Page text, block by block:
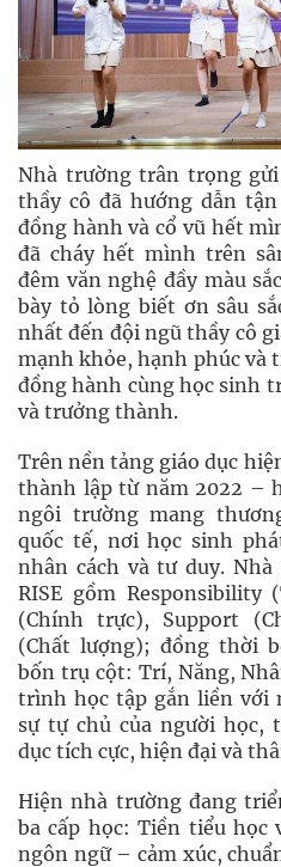
Nhà trường trân trọng
thầy cô đã hướng dẫn
đồng hành và cổ vũ hết
đã cháy hết mình trên
đêm văn nghệ đầy màu
bày tỏ lòng biết ơn sâu
nhất đến đội ngũ thầy cô
mạnh khỏe, hạnh phúc và
đồng hành cùng học sinh
và trưởng thành.
Trên nền tảng giáo dục
thành lập từ năm 2022 –
ngôi trường mang
quốc tế, nơi học sinh
nhân cách và tư duy.
RISE gồm
(Chính trực), Support
(Chất lượng); đồng thời
bốn trụ cột: Trí, Năng,
trình học tập gắn liền với
sự tự chủ của người học,
dục tích cực, hiện đại và
Hiện nhà trường đang
ba cấp học: Tiền tiểu
ngôn ngữ – cảm xúc,